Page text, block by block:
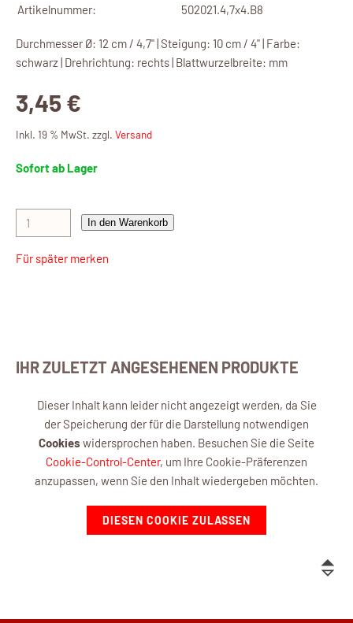
Artikelnummer: 502021.4,7x4.B8
Durchmesser Ø: 12 cm / 4,7" | Steigung: 10 cm / 4" | Farbe:
schwarz | Drehrichtung: rechts | Blattwurzelbreite: mm
3,45 €
Inkl. 19 % MwSt. zzgl. Versand
Sofort ab Lager
In den Warenkorb
Für später merken
IHR ZULETZT ANGESEHENEN PRODUKTE
Dieser Inhalt kann leider nicht angezeigt werden, da Sie
der Speicherung der für die Darstellung notwendigen
Cookies widersprochen haben. Besuchen Sie die Seite
Cookie-Control-Center, um Ihre Cookie-Präferenzen
anzupassen, wenn Sie den Inhalt wiedergeben möchten.
DIESEN COOKIE ZULASSEN